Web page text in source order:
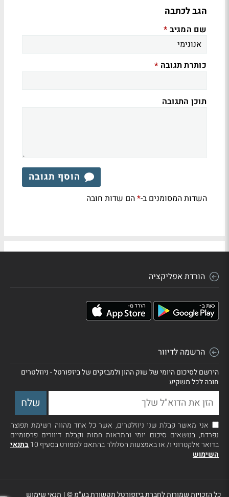
הגב לכתבה
שם המגיב *
כותרת תגובה *
תוכן התגובה
הוסף תגובה
השדות המסומנים ב-*הם שדות חובה
הורדת אפליקציה
הרשמה לדיוור
הירשם לסיכום היומי של שוק ההון ולמבזקים של ביזפורטל - ניוזלטרים
חובה לכל משקיע
אני מאשר קבלת שני ניוזלטרים, אשר כל אחד מהווה רשימת תפוצה
נפרדת, בנושאים סיכום יומי והתראות חמות וקבלת דיוורים פרסומיים
בדואר אלקטרוני ו/ או באמצעות הסלולר בהתאם למפורט בסעיף 10
בתנאי
השימוש
כל הזכויות שמורות לחברת ביזפורטל תקשורת בע"מ ©| תנאי שימוש